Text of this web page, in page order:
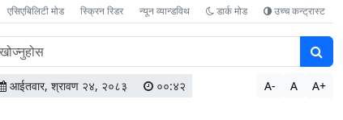
एसिएबिलिटी मोड स्क्रिन रिडर न्यून व्यान्डविथ डार्क मोड उच्च कन्ट्रास्ट
आईतवार, श्रावण २४, २०८३ ००:४२ A- A A+